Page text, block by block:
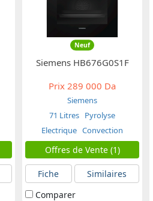
Neuf
Siemens HB676G0S1F
Prix 289 000 Da
Siemens
71 Litres Pyrolyse
Electrique Convection
Naturelle
Offres de Vente (1)
Fiche
Similaires
Comparer